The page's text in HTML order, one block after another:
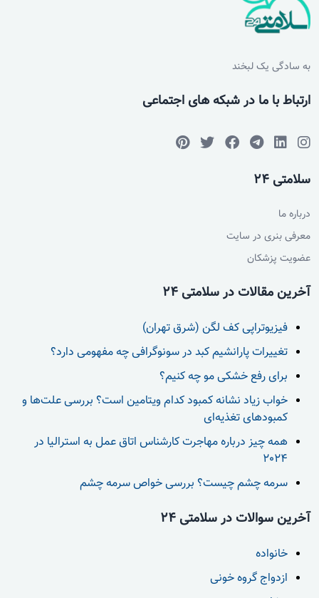
به سادگی یک لبخند
ارتباط با ما در شبکه های اجتماعی
سلامتی 24
درباره ما
معرفی بنری در سایت
عضویت پزشکان
آخرین مقالات در سلامتی 24
فیزیوتراپی کف لگن (شرق تهران)
تغییرات پارانشیم کبد در سونوگرافی چه مفهومی دارد؟
برای رفع خشکی مو چه کنیم؟
خواب زیاد نشانه کمبود کدام ویتامین است؟ بررسی علت‌ها و
کمبودهای تغذیه‌ای
همه چیز درباره مهاجرت کارشناس اتاق عمل به استرالیا در
2024
سرمه چشم چیست؟ بررسی خواص سرمه چشم
آخرین سوالات در سلامتی 24
خانواده
ازدواج گروه خونی